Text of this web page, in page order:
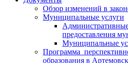
Обзор изменений в
Муниципальные услуги
предоставления
Муниципальные
Программа
образования в